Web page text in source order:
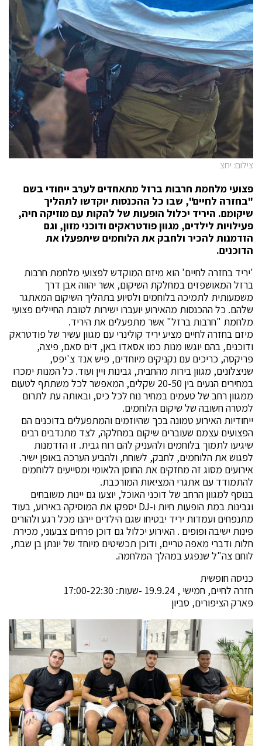
צילום: יחצ
פצועי מלחמת חרבות ברזל מתאחדים לערב ייחודי בשם
"בחזרה לחיים", שבו כל ההכנסות יוקדשו לתהליך
שיקומם. היריד יכלול הופעות של להקות עם מוזיקה חיה,
פעילויות לילדים, מגוון פודטראקים ודוכני מזון, וגם
הזדמנות להכיר ולחבק את הלוחמים שיתפעלו את
הדוכנים.
'יריד בחזרה לחיים' הוא מיזם המוקדש לפצועי מלחמת חרבות
ברזל המאושפזים במחלקת השיקום, אשר יהווה אבן דרך
משמעותית לתמיכה בלוחמים ולסיוע בתהליך השיקום המאתגר
שלהם. כל ההכנסות מהאירוע יועברו ישירות לטובת החיילים פצועי
מלחמת "חרבות ברזל" אשר מתפעלים את היריד.
מיזם בחזרה לחיים מציע יריד קולינרי עם מגוון עשיר של פודטראק
ודוכנים, בהם יוגשו מנות כמו אסאדו באן, דים סאם, פיצה,
פריקסה, כריכים עם נקניקים מיוחדים, פיש אנד צ'יפס,
שניצלונים, מגוון בירות מהחבית, גבינות ויין ועוד. כל המנות ימכרו
במחירים הנעים בין 20-50 שקלים, המאפשר לכל משתתף לטעום
ממגוון רחב של טעמים במחיר נוח לכל כיס, ובאותה עת לתרום
למטרה חשובה של שיקום הלוחמים.
ייחודיות האירוע טמונה בכך שהיוזמים והמתפעלים בדוכנים הם
הפצועים עצמם שעוברים שיקום במחלקה, לצד מתנדבים רבים
שיגיעו לתמוך בלוחמים ולהעניק להם רוח גבית. זו הזדמנות
לפגוש את הלוחמים, לחבק, לשוחח, ולהביע הערכה באופן ישיר.
אירועים מסוג זה מחזקים את החוסן הלאומי ומסייעים ללוחמים
להתמודד עם אתגרי המציאות המורכבת.
בנוסף למגוון הרחב של דוכני האוכל, יוצעו גם יינות משובחים
וגבינות במת הופעות חיות ו-DJ יספקו את המוסיקה באירוע, בעוד
מתנפחים ועמדות יריד יבטיחו שגם הילדים ייהנו מכל רגע ולהורים
פינות ישיבה ופופים . האירוע יכלול גם דוכן פרחים צבעוני, מכירת
חלות ודברי מאפה טריים, ודוכן תכשיטים מיוחד של יונתן בן שבת,
לוחם צה"ל שנפגע במהלך המלחמה.
כניסה חופשית
חזרה לחיים, חמישי , 19.9.24 -שעות: 17:00-22:30
פארק הציפורים, סביון